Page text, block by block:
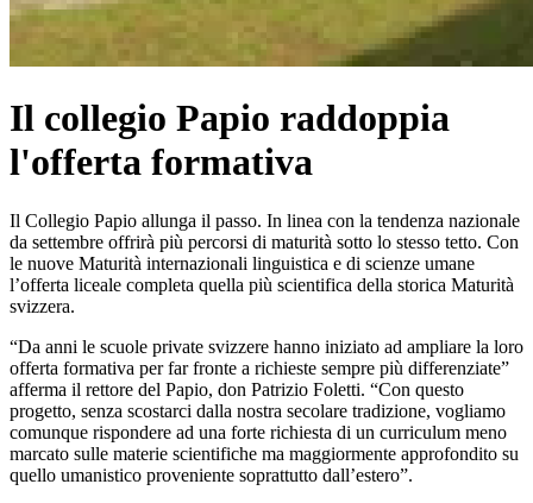
Il collegio Papio raddoppia
l'offerta formativa
Il Collegio Papio allunga il passo. In linea con la tendenza nazionale
da settembre offrirà più percorsi di maturità sotto lo stesso tetto. Con
le nuove Maturità internazionali linguistica e di scienze umane
l’offerta liceale completa quella più scientifica della storica Maturità
svizzera.
“Da anni le scuole private svizzere hanno iniziato ad ampliare la loro
offerta formativa per far fronte a richieste sempre più differenziate”
afferma il rettore del Papio, don Patrizio Foletti. “Con questo
progetto, senza scostarci dalla nostra secolare tradizione, vogliamo
comunque rispondere ad una forte richiesta di un curriculum meno
marcato sulle materie scientifiche ma maggiormente approfondito su
quello umanistico proveniente soprattutto dall’estero”.